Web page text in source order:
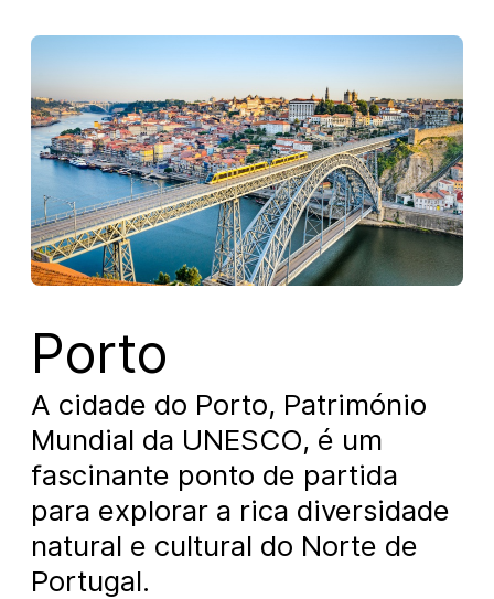
Porto
A cidade do Porto, Património
Mundial da UNESCO, é um
fascinante ponto de partida
para explorar a rica diversidade
natural e cultural do Norte de
Portugal.